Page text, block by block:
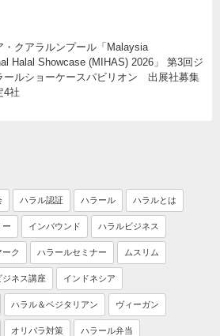
・クアラルンプール「Malaysia
Halal Showcase (MIHAS) 2026」 第3回ジ
ールショーケースパビリオン 出展社募集
4社
ハラル認証 ハラール ハラルとは
ー インバウンド ハラルビジネス
ク ハラールセミナー ムスリム
ジネス講座 インドネシア
ハラル＆ベジタリアン ヴィーガン
オリパラ対策 ハラール弁当